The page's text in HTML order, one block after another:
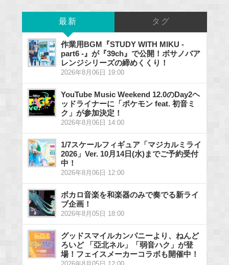
最新 タグ
作業用BGM『STUDY WITH MIKU -
part6 -』が『39ch』で公開！ボサノバア
レンジシリーズの締めくくり！
2026年8月06日 19:00
YouTube Music Weekend 12.0のDay2ヘ
ッドライナーに「ポケモン feat. 初音ミ
ク」が参加決定！
2026年8月06日 14:00
1/7スケールフィギュア「マジカルミライ
2026」Ver. 10月14日(水)までご予約受付
中！
2026年8月06日 12:00
ボカロ音楽を和楽器のみで奏でる新ライ
ブ企画！
2026年8月05日 18:00
グッドスマイルカンパニーより、ねんど
ろいど 「亞北ネル」「弱音ハク」が登
場！フェイスメーカーコラボも開催中！